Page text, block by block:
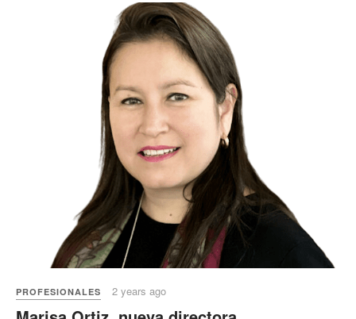
PROFESIONALES 2 years ago